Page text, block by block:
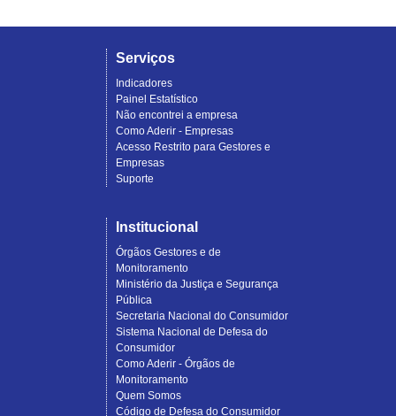
Serviços
Indicadores
Painel Estatístico
Não encontrei a empresa
Como Aderir - Empresas
Acesso Restrito para Gestores e
Empresas
Suporte
Institucional
Órgãos Gestores e de
Monitoramento
Ministério da Justiça e Segurança
Pública
Secretaria Nacional do Consumidor
Sistema Nacional de Defesa do
Consumidor
Como Aderir - Órgãos de
Monitoramento
Quem Somos
Código de Defesa do Consumidor